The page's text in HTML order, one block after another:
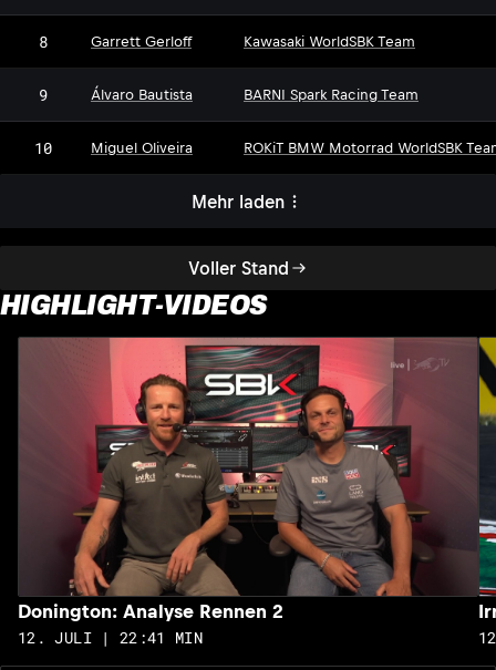
Voller Stand
8 Garrett Gerloff Kawasaki WorldSBK Team
9 Álvaro Bautista BARNI Spark Racing Team
10 Miguel Oliveira ROKiT BMW Motorrad WorldSBK
Mehr laden
HIGHLIGHT-VIDEOS
Donington: Analyse Rennen 2
12. JULI | 22:41 MIN